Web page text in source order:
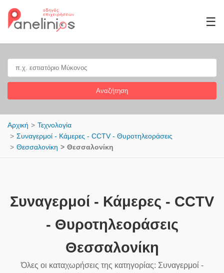
☰
Αναζήτηση
Αρχική
Τεχνολογία
Συναγερμοί - Κάμερες - CCTV - Θυροτηλεοράσεις
Θεσσαλονίκη
Θεσσαλονίκη
Συναγερμοί - Κάμερες - CCTV
- Θυροτηλεοράσεις
Θεσσαλονίκη
Όλες οι καταχωρήσεις της κατηγορίας: Συναγερμοί -